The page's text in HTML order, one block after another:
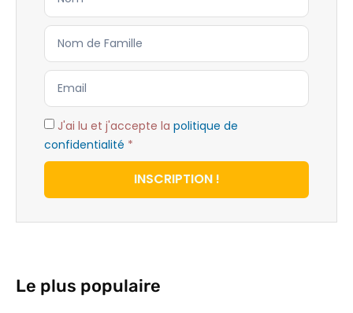
J'ai lu et j'accepte la politique de
confidentialité *
INSCRIPTION !
Le plus populaire